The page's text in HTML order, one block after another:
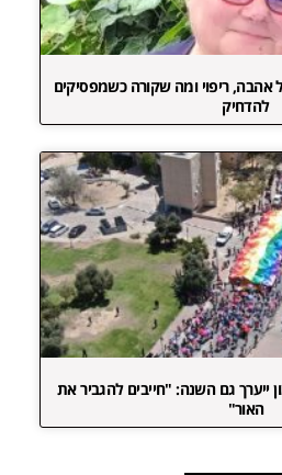
אהבה, ריפוי ומה שקורה כשמפסיקים
להדחיק
ייערך גם השנה: "חייבים להגביר את
האור"